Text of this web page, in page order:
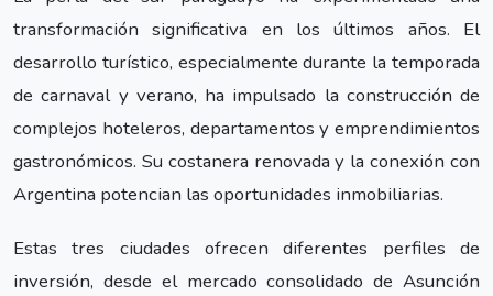
transformación significativa en los últimos años. El
desarrollo turístico, especialmente durante la temporada
de carnaval y verano, ha impulsado la construcción de
complejos hoteleros, departamentos y emprendimientos
gastronómicos. Su costanera renovada y la conexión con
Argentina potencian las oportunidades inmobiliarias.
Estas tres ciudades ofrecen diferentes perfiles de
inversión, desde el mercado consolidado de Asunción